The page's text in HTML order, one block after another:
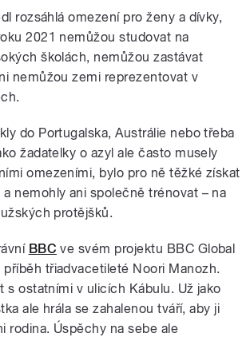
rozsáhlá omezení pro ženy a dívky,
2021 nemůžou studovat na
školách, nemůžou zastávat
nemůžou zemi reprezentovat v
do Portugalska, Austrálie nebo třeba
žadatelky o azyl ale často musely
omezeními, bylo pro ně těžké získat
nemohly ani společně trénovat – na
protějšků.
BBC ve svém projektu BBC Global
třiadvacetileté Noori Manozh.
s ostatními v ulicích Kábulu. Už jako
ale hrála se zahalenou tváří, aby ji
rodina. Úspěchy na sebe ale